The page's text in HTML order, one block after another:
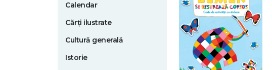
Calendar
Cărți ilustrate
Cultură generală
Istorie